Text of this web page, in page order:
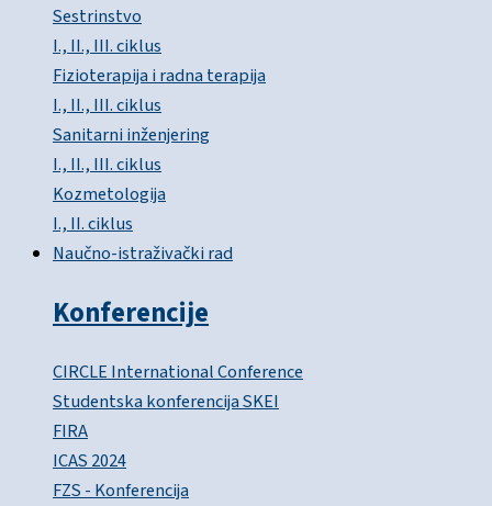
Sestrinstvo
I., II., III. ciklus
Fizioterapija i radna terapija
I., II., III. ciklus
Sanitarni inženjering
I., II., III. ciklus
Kozmetologija
I., II. ciklus
Naučno-istraživački rad
Konferencije
CIRCLE International Conference
Studentska konferencija SKEI
FIRA
ICAS 2024
FZS - Konferencija